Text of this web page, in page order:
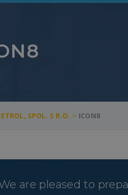
SPOL. S R.O. > ICON8
are pleased to